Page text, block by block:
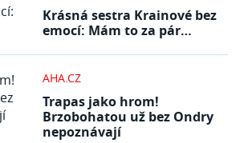
Krásná sestra Krainové bez
emocí: Mám to za pár…
AHA.CZ
Trapas jako hrom!
Brzobohatou už bez Ondry
nepoznávají